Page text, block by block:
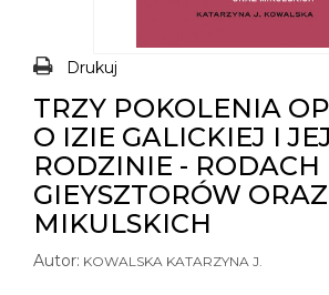
Drukuj
TRZY POKOLENIA
O IZIE GALICKIEJ I JEJ
RODZINIE - RODACH
GIEYSZTORÓW ORAZ
MIKULSKICH
Autor: KOWALSKA KATARZYNA J.